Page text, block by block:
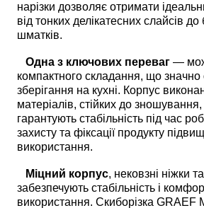
нарізки дозволяє отримати
від тонких делікатесних слайсів
шматків.
Одна з ключових переваг —
компактного складання, що
зберігання на кухні. Корпус
матеріалів, стійких до зношування,
гарантують стабільність під час
захисту та фіксації продукту
використання.
Міцний корпус, нековзні ніжки
забезпечують стабільність і
використання. Скиборізка